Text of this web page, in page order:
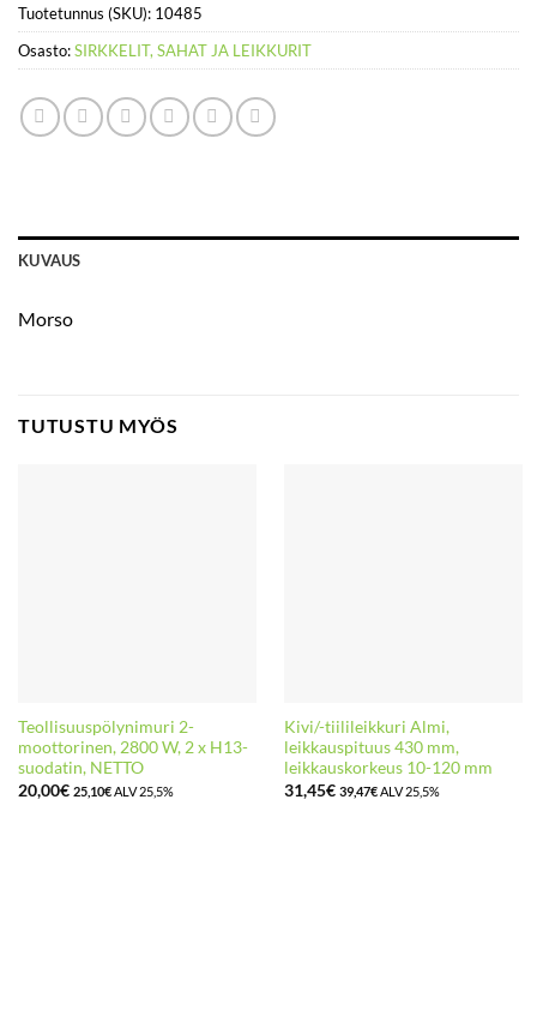
Tuotetunnus (SKU): 10485
Osasto:SIRKKELIT, SAHAT JA LEIKKURIT
KUVAUS
Morso
TUTUSTU MYÖS
Teollisuuspölynimuri 2-
moottorinen, 2800 W, 2 x H13-
suodatin, NETTO
20,00€ 25,10€ALV 25,5%
Kivi/-tiilileikkuri Almi,
leikkauspituus 430 mm,
leikkauskorkeus 10-120 mm
31,45€ 39,47€ALV 25,5%